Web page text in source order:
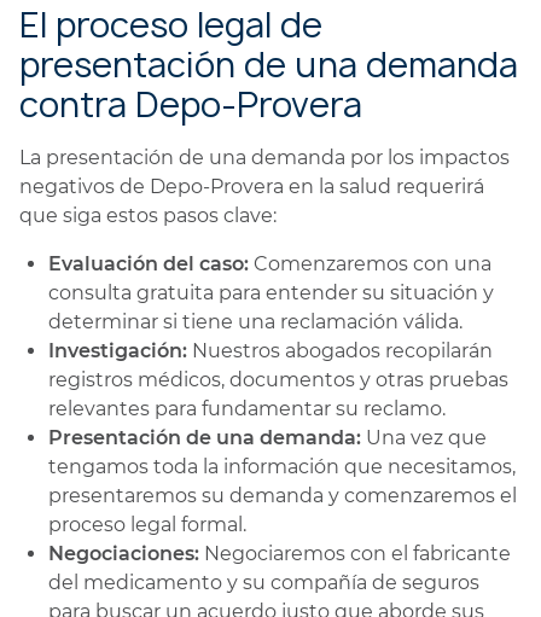
El proceso legal de
presentación de una demanda
contra Depo-Provera
La presentación de una demanda por los impactos
negativos de Depo-Provera en la salud requerirá
que siga estos pasos clave:
Evaluación del caso: Comenzaremos con una
consulta gratuita para entender su situación y
determinar si tiene una reclamación válida.
Investigación: Nuestros abogados recopilarán
registros médicos, documentos y otras pruebas
relevantes para fundamentar su reclamo.
Presentación de una demanda: Una vez que
tengamos toda la información que necesitamos,
presentaremos su demanda y comenzaremos el
proceso legal formal.
Negociaciones: Negociaremos con el fabricante
del medicamento y su compañía de seguros
para buscar un acuerdo justo que aborde sus